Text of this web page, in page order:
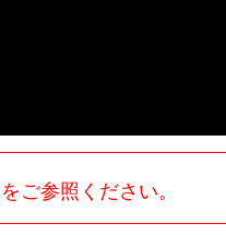
をご参照ください。